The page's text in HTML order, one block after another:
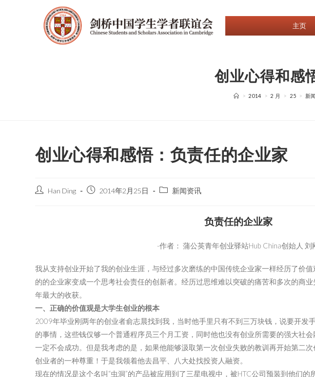
主页
创业心得和感
> 2014 > 2 月 > 25 > 新
创业心得和感悟：负责任的企业家
Han Ding 2014年2月25日 新闻资讯
负责任的企业家
-作者： 蒲公英青年创业驿站Hub China创始人 刘
我从支持创业开始了我的创业生涯，与经过多次磨练的中国传统企业家一样经历了价
的的企业家变成一个思考社会责任的创新者。经历过思维难以突破的痛苦和多次的商
年最大的收获。
一、正确的价值观是大学生创业的根本
2009年毕业刚两年的创业者俞志晨找到我，当时他手里只有不到三万块钱，说要开发
的事情，这些钱仅够一个普通程序员三个月工资，同时他也没有创业所需要的强大社
一定不会成功。但是我考虑的是，如果他能够汲取第一次创业失败的教训再开始第二
创业者的一种尊重！于是我领着他去昌平、八大处找投资人融资。
现在的情况是这个名叫“虫洞”的产品被应用到了三星电视中，被HTC公司预装到他们